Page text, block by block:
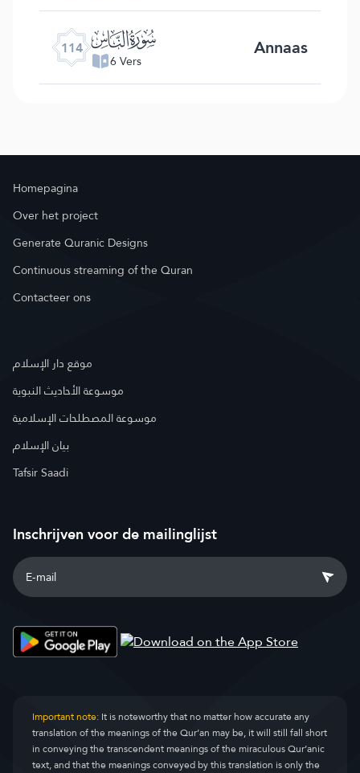
114 ﰟ
6 Vers Annaas
Homepagina
Over het project
Generate Quranic Designs
Continuous streaming of the Quran
Contacteer ons
موقع دار الإسلام
موسوعة الأحاديث النبوية
موسوعة المصطلحات الإسلامية
بيان الإسلام
Tafsir Saadi
Inschrijven voor de mailinglijst
Important note:It is noteworthy that no matter how accurate any
translation of the meanings of the Qur’an may be, it will still fall short
in conveying the transcendent meanings of the miraculous Qur’anic
text, and that the meanings conveyed by this translation is only the